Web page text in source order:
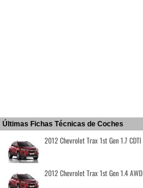
Últimas Fichas Técnicas de Coches
2012 Chevrolet Trax 1st Gen 1.7 CDTI
2012 Chevrolet Trax 1st Gen 1.4 AWD